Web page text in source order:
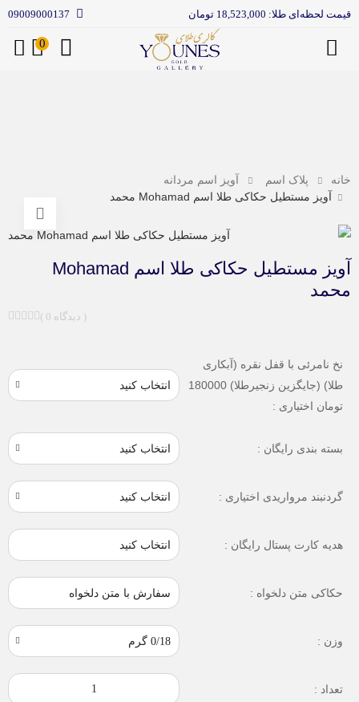
قیمت لحظه‌ای طلا: 18,523,000 تومان 09009000137
منو
0
خانه پلاک اسم آویز اسم مردانه
آویز مستطیل حکاکی طلا اسم Mohamad محمد
آویز مستطیل حکاکی طلا اسم Mohamad
محمد
( 0 دیدگاه )
نخ نامرئی با قفل نقره (آبکاری
طلا) (جایگزین زنجیرطلا) 180000
تومان اختیاری :
بسته بندی رایگان :
گردنبند مرواریدی اختیاری :
هدیه کارت پستال رایگان : انتخاب کنید
حکاکی متن دلخواه : سفارش با متن دلخواه
وزن :
تعداد :